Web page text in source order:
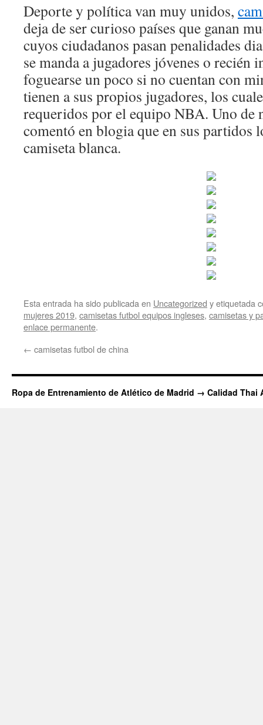
Deporte y política van muy unidos,
deja de ser curioso países que ganan
cuyos ciudadanos pasan penalidades
se manda a jugadores jóvenes o recién
foguearse un poco si no cuentan con
tienen a sus propios jugadores, los
requeridos por el equipo NBA. Uno de
comentó en blogia que en sus partidos
camiseta blanca.
Esta entrada ha sido publicada en Uncategorized y etiquetada
mujeres 2019, camisetas futbol equipos ingleses, camisetas y
enlace permanente.
← camisetas futbol de china
Ropa de Entrenamiento de Atlético de Madrid → Calidad Thai